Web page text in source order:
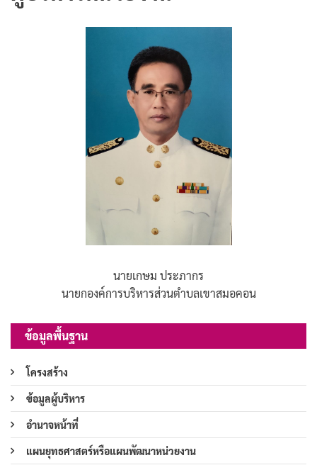
นายเกษม ประภากร
นายกองค์การบริหารส่วนตำบลเขาสมอคอน
ข้อมูลพื้นฐาน
โครงสร้าง
ข้อมูลผู้บริหาร
อำนาจหน้าที่
แผนยุทธศาสตร์หรือแผนพัฒนาหน่วยงาน